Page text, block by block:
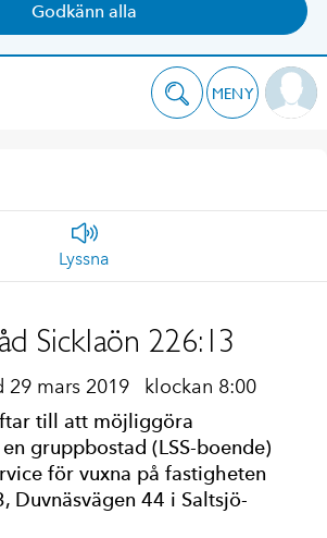
Godkänn alla
MENY
Lyssna
Sicklaön 226:13
29 mars 2019 klockan 8:00
till att möjliggöra
gruppbostad (LSS-boende)
för vuxna på fastigheten
Duvnäsvägen 44 i Saltsjö-